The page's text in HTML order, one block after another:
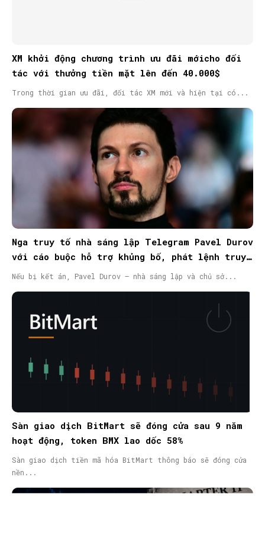
XM khởi động chương trình ưu đãi mớicho đối
tác với thưởng tiền mặt lên đến 40.000$
Trong thời gian ưu đãi, đối tác XM mới và hiện tại có...
Nga truy tố nhà sáng lập Telegram Pavel Durov
với cáo buộc hỗ trợ khủng bố, phát lệnh truy
nã quốc tế
Nếu bị kết án, Pavel Durov – nhà sáng lập và chủ sở...
Sàn giao dịch BitMart sẽ đóng cửa sau 9 năm
hoạt động, token BMX lao dốc 58%
Sàn giao dịch tiền mã hóa BitMart thông báo sẽ đóng cửa
nền...